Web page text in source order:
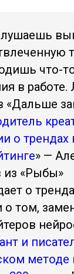
что-
в
«Дальше
о трендах
» —
из «Рыбы»
о
о том,
и
методе